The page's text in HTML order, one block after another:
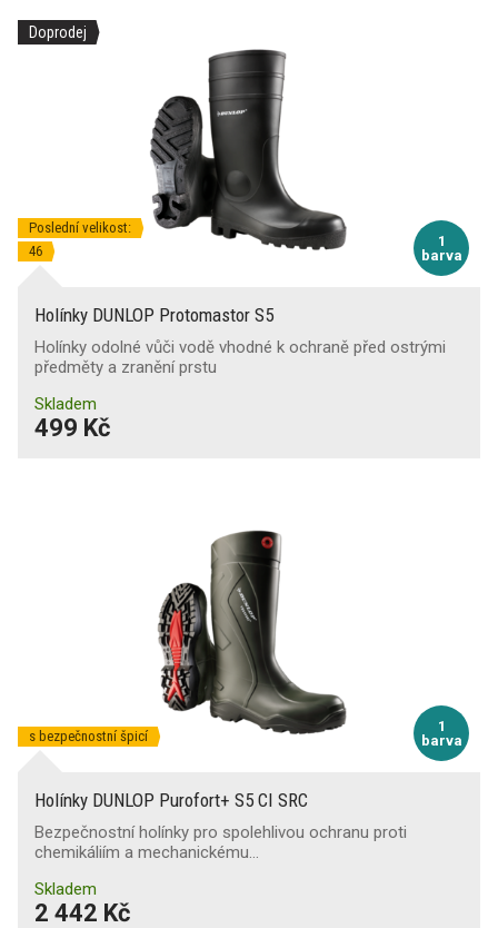
Doprodej
1
barva
Poslední velikost:
46
Holínky DUNLOP Protomastor S5
Holínky odolné vůči vodě vhodné k ochraně před ostrými
předměty a zranění prstu
Skladem
499 Kč
1
barva
s bezpečnostní špicí
Holínky DUNLOP Purofort+ S5 CI SRC
Bezpečnostní holínky pro spolehlivou ochranu proti
chemikáliím a mechanickému…
Skladem
2 442 Kč